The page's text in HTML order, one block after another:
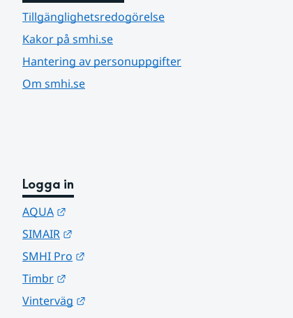
Tillgänglighetsredogörelse
Kakor på smhi.se
Hantering av personuppgifter
Om smhi.se
Logga in
AQUA
SIMAIR
SMHI Pro
Timbr
Vinterväg